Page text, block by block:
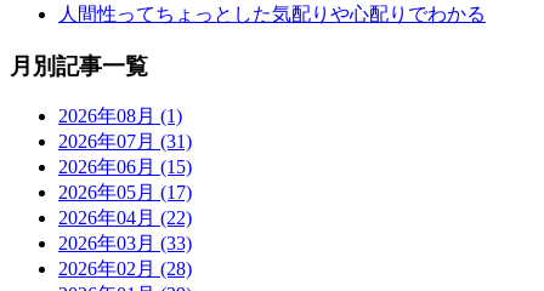
人間性ってちょっとした気配りや心配りでわかる
月別記事一覧
2026年08月 (1)
2026年07月 (31)
2026年06月 (15)
2026年05月 (17)
2026年04月 (22)
2026年03月 (33)
2026年02月 (28)